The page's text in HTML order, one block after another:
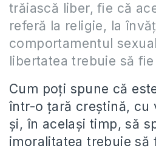
trăiască liber, ﬁe că
referă la religie, la
comportamentul
libertatea trebuie să
Cum poţi spune că
într-o ţară creştină, cu
şi, în acelaşi timp, să
imoralitatea trebuie să